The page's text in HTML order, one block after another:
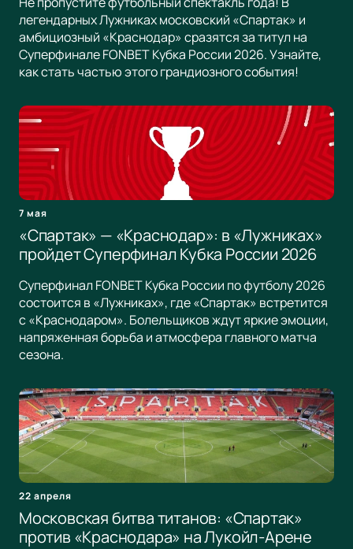
легендарных Лужниках московский «Спартак» и
амбициозный «Краснодар» сразятся за титул на
Суперфинале FONBET Кубка России 2026. Узнайте,
как стать частью этого грандиозного события!
7 мая
«Спартак» — «Краснодар»: в «Лужниках»
пройдет Суперфинал Кубка России 2026
Суперфинал FONBET Кубка России по футболу 2026
состоится в «Лужниках», где «Спартак» встретится
с «Краснодаром». Болельщиков ждут яркие эмоции,
напряженная борьба и атмосфера главного матча
сезона.
22 апреля
Московская битва титанов: «Спартак»
против «Краснодара» на Лукойл-Арене